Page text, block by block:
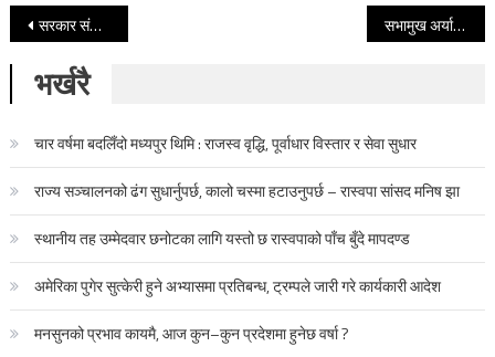
Post navigation
सरकार संसद्प्रति उत्तरदायी भएन, यो लोकतन्त्रमाथिको कालोधब्बा हो : हर्क साम्पाङ सभामुख अर्यालको भूमिकामाथि निस्कल राईले उठाए प्रश्न
भर्खरै
चार वर्षमा बदलिँदो मध्यपुर थिमि : राजस्व वृद्धि, पूर्वाधार विस्तार र सेवा सुधार
राज्य सञ्चालनको ढंग सुधार्नुपर्छ, कालो चस्मा हटाउनुपर्छ – रास्वपा सांसद मनिष झा
स्थानीय तह उम्मेदवार छनोटका लागि यस्तो छ रास्वपाको पाँच बुँदे मापदण्ड
अमेरिका पुगेर सुत्केरी हुने अभ्यासमा प्रतिबन्ध, ट्रम्पले जारी गरे कार्यकारी आदेश
मनसुनको प्रभाव कायमै, आज कुन–कुन प्रदेशमा हुनेछ वर्षा ?